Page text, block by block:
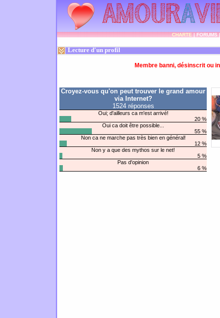
CHARTE|FORUMS
Lecture d'un profil
Membre banni, désinscrit ou
Croyez-vous qu'on peut trouver le grand amour
via Internet?
1524 réponses
Oui; d'ailleurs ca m'est arrivé!
20 %
Oui ca doit être possible...
55 %
Non ca ne marche pas très bien en général!
12 %
Non y a que des mythos sur le net!
5 %
Pas d'opinion
6 %